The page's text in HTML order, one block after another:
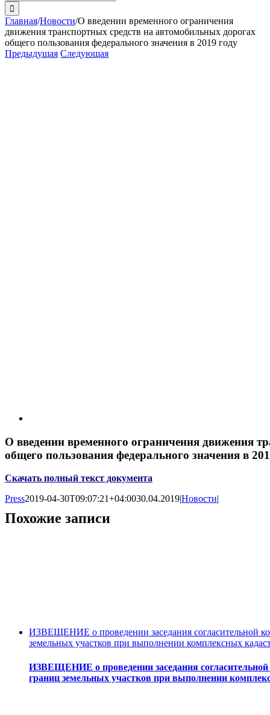
поиска:
Главная/Новости/О введении временного ограничения
движения транспортных средств на автомобильных дорогах
общего пользования федерального значения в 2019 году
Предыдущая Следующая
О введении временного ограничения движения
общего пользования федерального значения в
Скачать полный текст документа
Press2019-04-30T09:07:21+04:0030.04.2019|Новости|
Похожие записи
ИЗВЕЩЕНИЕ о проведении заседания согласительной
земельных участков при выполнении комплексных
ИЗВЕЩЕНИЕ о проведении заседания согласительной
границ земельных участков при выполнении